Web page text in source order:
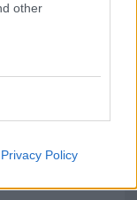
other
Privacy Policy
il centro
e degrado: